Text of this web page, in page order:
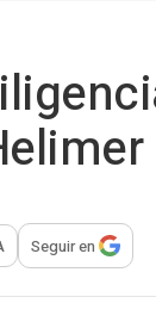
para compartir
Seguir en